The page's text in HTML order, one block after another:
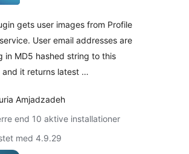
gets user images from Profile
User email addresses are
in MD5 hashed string to this
and it returns latest …
Amjadzadeh
end 10 aktive installationer
med 4.9.29